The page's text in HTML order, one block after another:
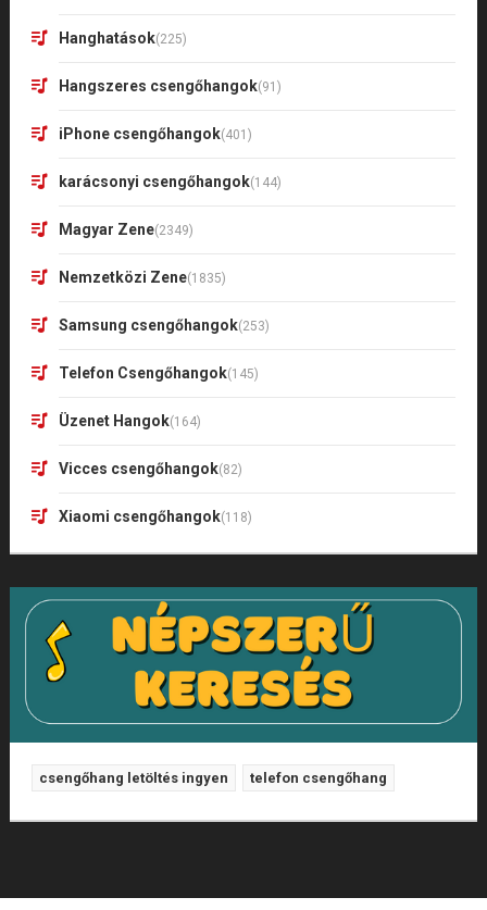
Hanghatások(225)
Hangszeres csengőhangok(91)
iPhone csengőhangok(401)
karácsonyi csengőhangok(144)
Magyar Zene(2349)
Nemzetközi Zene(1835)
Samsung csengőhangok(253)
Telefon Csengőhangok(145)
Üzenet Hangok(164)
Vicces csengőhangok(82)
Xiaomi csengőhangok(118)
csengőhang letöltés ingyen telefon csengőhang